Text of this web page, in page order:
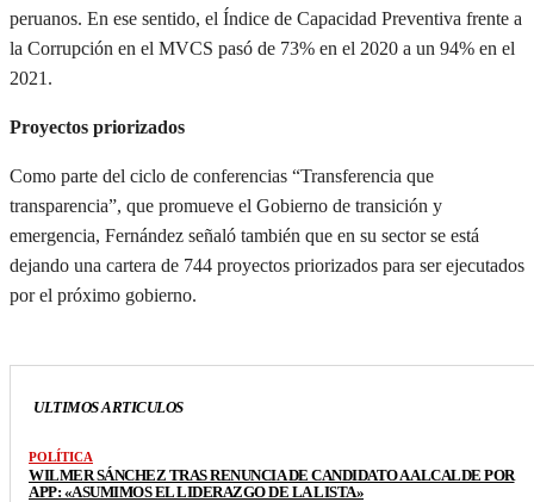
peruanos. En ese sentido, el Índice de Capacidad Preventiva frente a
la Corrupción en el MVCS pasó de 73% en el 2020 a un 94% en el
2021.
Proyectos priorizados
Como parte del ciclo de conferencias “Transferencia que
transparencia”, que promueve el Gobierno de transición y
emergencia, Fernández señaló también que en su sector se está
dejando una cartera de 744 proyectos priorizados para ser ejecutados
por el próximo gobierno.
ULTIMOS ARTICULOS
POLÍTICA
WILMER SÁNCHEZ TRAS RENUNCIA DE CANDIDATO A ALCALDE POR
APP: «ASUMIMOS EL LIDERAZGO DE LA LISTA»